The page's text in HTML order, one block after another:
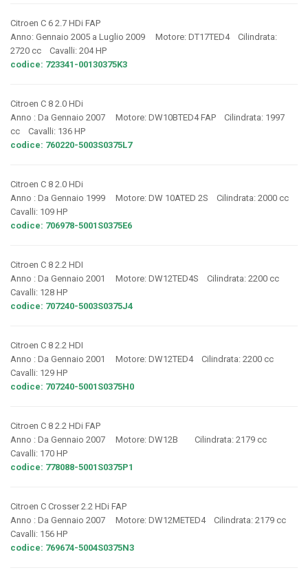
Citroen C 6 2.7 HDi FAP
Anno: Gennaio 2005 a Luglio 2009 Motore: DT17TED4 Cilindrata:
2720 cc Cavalli: 204 HP
codice: 723341-00130375K3
Citroen C 8 2.0 HDi
Anno : Da Gennaio 2007 Motore: DW10BTED4 FAP Cilindrata: 1997
cc Cavalli: 136 HP
codice: 760220-5003S0375L7
Citroen C 8 2.0 HDi
Anno : Da Gennaio 1999 Motore: DW 10ATED 2S Cilindrata: 2000 cc
Cavalli: 109 HP
codice: 706978-5001S0375E6
Citroen C 8 2.2 HDI
Anno : Da Gennaio 2001 Motore: DW12TED4S Cilindrata: 2200 cc
Cavalli: 128 HP
codice: 707240-5003S0375J4
Citroen C 8 2.2 HDI
Anno : Da Gennaio 2001 Motore: DW12TED4 Cilindrata: 2200 cc
Cavalli: 129 HP
codice: 707240-5001S0375H0
Citroen C 8 2.2 HDi FAP
Anno : Da Gennaio 2007 Motore: DW12B Cilindrata: 2179 cc
Cavalli: 170 HP
codice: 778088-5001S0375P1
Citroen C Crosser 2.2 HDi FAP
Anno : Da Gennaio 2007 Motore: DW12METED4 Cilindrata: 2179 cc
Cavalli: 156 HP
codice: 769674-5004S0375N3